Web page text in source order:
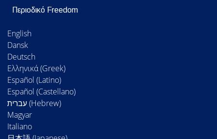
Περιοδικό Freedom
English
Dansk
Deutsch
Ελληνικά (Greek)
Español (Latino)
Español (Castellano)
Magyar
Italiano